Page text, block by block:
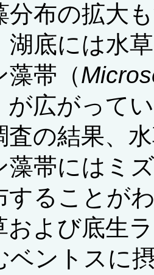
分布の拡大
湖底には水
藻帯（
が広がって
査の結果、
藻帯にはミ
することが
よび底生
ベントスに